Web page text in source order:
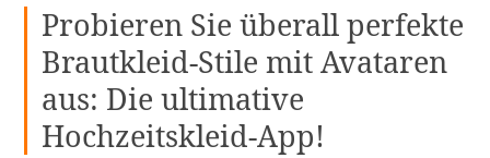
Probieren Sie überall perfekte
Brautkleid-Stile mit Avataren
aus: Die ultimative
Hochzeitskleid-App!